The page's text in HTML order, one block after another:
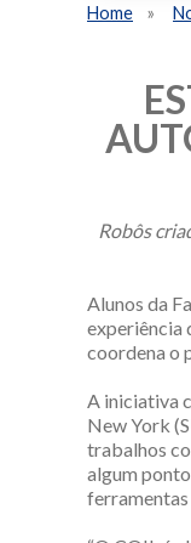
Home
Robôs
Alunos da
experiência
coordena o
A iniciativa
New York
trabalhos
algum
ferramentas